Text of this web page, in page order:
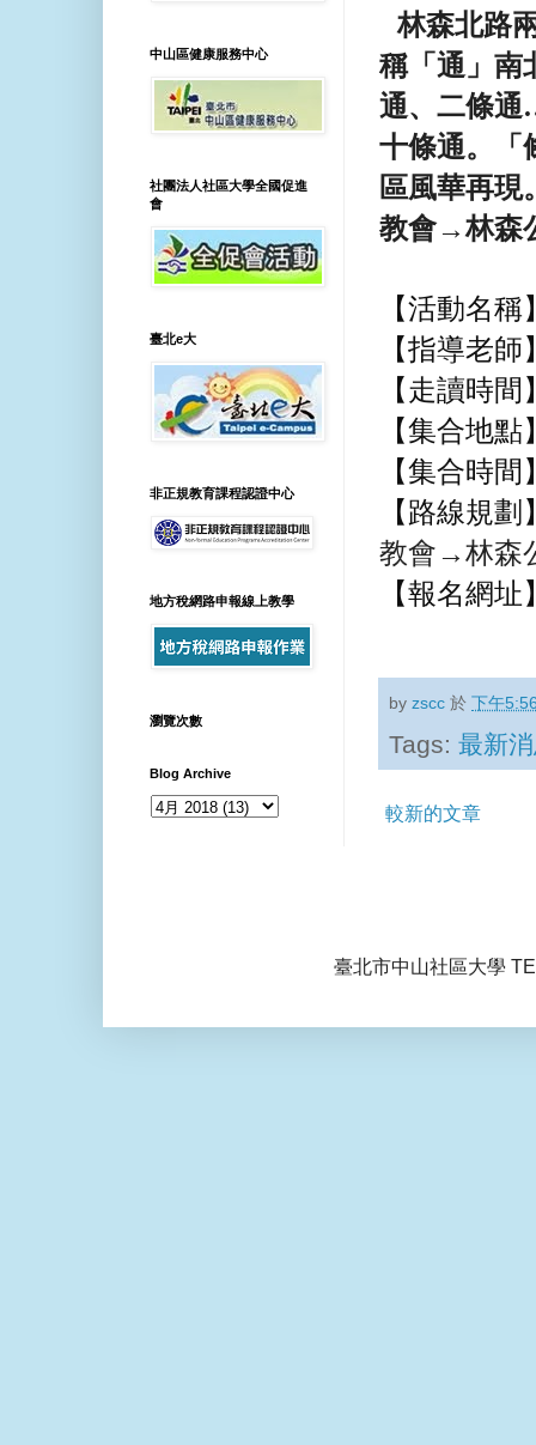
林森北路
稱「通」南
通、二條通
十條通。「
區風華再現
教會→林森
【活動名稱
【指導老師
【走讀時間
【集合地點
【集合時間
【路線規劃
教會→林森
【報名網址
byzscc 於下午
Tags:最新
較新的文章
中山區健康服務中心
社團法人社區大學全國促進
會
臺北e大
非正規教育課程認證中心
地方稅網路申報線上教學
瀏覽次數
Blog Archive
臺北市中山社區大學